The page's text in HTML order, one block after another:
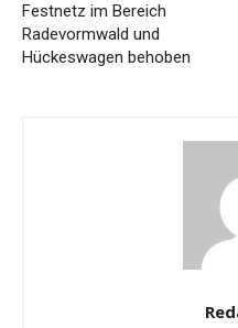
Festnetz im Bereich
Radevormwald und
Hückeswagen behoben